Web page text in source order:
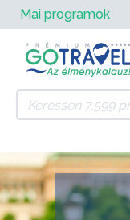
Mai programok